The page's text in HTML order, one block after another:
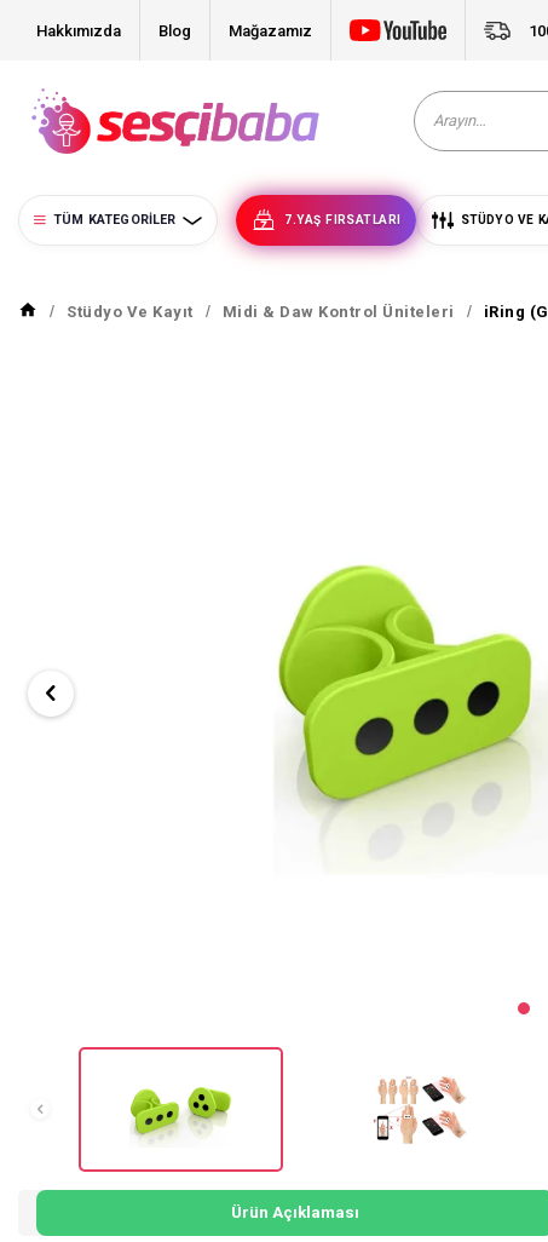
Hakkımızda Blog Mağazamız
TÜM KATEGORILER 7.YAŞ FIRSATLARI STÜDYO VE
Stüdyo Ve Kayıt Midi & Daw Kontrol Üniteleri iRing
Ürün Açıklaması